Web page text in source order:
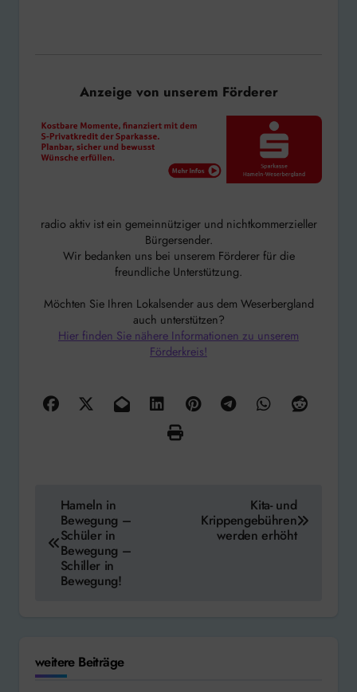
Anzeige von unserem Förderer
radio aktiv ist ein gemeinnütziger und nichtkommerzieller
Bürgersender.
Wir bedanken uns bei unserem Förderer für die
freundliche Unterstützung.
Möchten Sie Ihren Lokalsender aus dem Weserbergland
auch unterstützen?
Hier finden Sie nähere Informationen zu unserem
Förderkreis!
Beitragsnavigation
Hameln in
Bewegung –
Schüler in
Bewegung –
Schiller in
Bewegung!
Kita- und
Krippengebühren
werden erhöht
weitere Beiträge